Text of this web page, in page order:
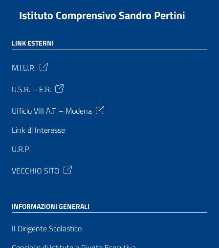
Istituto Comprensivo Sandro Pertini
LINK ESTERNI
M.I.U.R.
U.S.R. – E.R.
Ufficio VIII A.T. – Modena
Link di Interesse
U.R.P.
VECCHIO SITO
INFORMAZIONI GENERALI
Il Dirigente Scolastico